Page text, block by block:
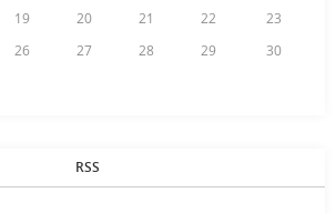
19 20 21 22
23
26 27 28 29
30
RSS